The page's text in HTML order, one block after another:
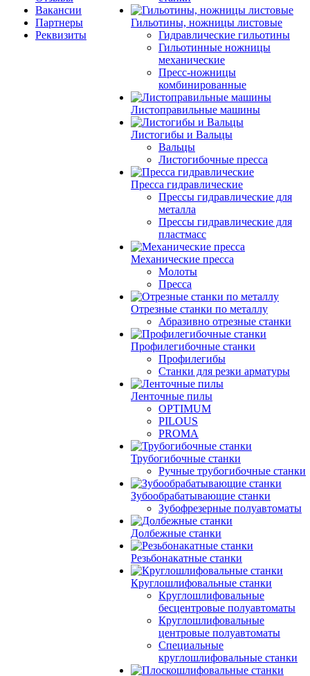
Вакансии
Партнеры
Реквизиты
Гильотины, ножницы листовые
Гидравлические гильотины
Гильотинные ножницы
механические
Пресс-ножницы
комбинированные
Листоправильные машины
Листогибы и Вальцы
Вальцы
Листогибочные пресса
Пресса гидравлические
Прессы гидравлические для
металла
Прессы гидравлические для
пластмасс
Механические пресса
Молоты
Пресса
Отрезные станки по металлу
Абразивно отрезные станки
Профилегибочные станки
Профилегибы
Станки для резки арматуры
Ленточные пилы
OPTIMUM
PILOUS
PROMA
Трубогибочные станки
Ручные трубогибочные станки
Зубообрабатывающие станки
Зубофрезерные полуавтоматы
Долбежные станки
Резьбонакатные станки
Круглошлифовальные станки
Круглошлифовальные
бесцентровые полуавтоматы
Круглошлифовальные
центровые полуавтоматы
Специальные
круглошлифовальные станки